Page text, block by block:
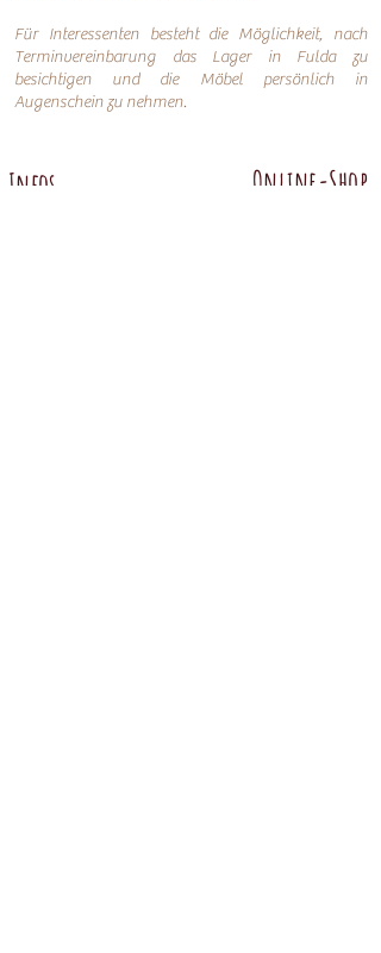
Für Interessenten besteht die Möglichkeit, nach
Terminvereinbarung das Lager in Fulda zu
besichtigen und die Möbel persönlich in
Augenschein zu nehmen.
Infos Online-Shop